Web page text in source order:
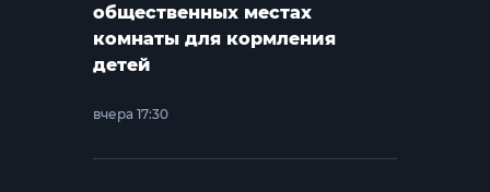
общественных местах
комнаты для кормления
детей
вчера 17:30